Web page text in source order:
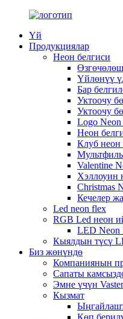
Үй
Продукциялар
Неон белгиси
Үйлөнүү
Бар
Уктоочу
Уктоочу
Logo Neon
Неон
Клуб неон
Valentine
Хэллоуин
Christmas
Кечелер
Led neon flex
RGB Led неон
LED Neon
Кыялдын түсү
Биз жөнүндө
Компаниянын
Сапаты
Эмне үчүн
Кызмат
Көп